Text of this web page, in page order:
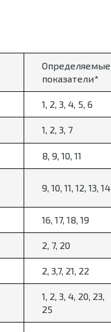
Определяемые
показатели*
1, 2, 3, 4, 5, 6
1, 2, 3, 7
8, 9, 10, 11
9, 10, 11, 12, 13, 14
16, 17, 18, 19
2, 7, 20
2, 3,7, 21, 22
1, 2, 3, 4, 20, 23,
25